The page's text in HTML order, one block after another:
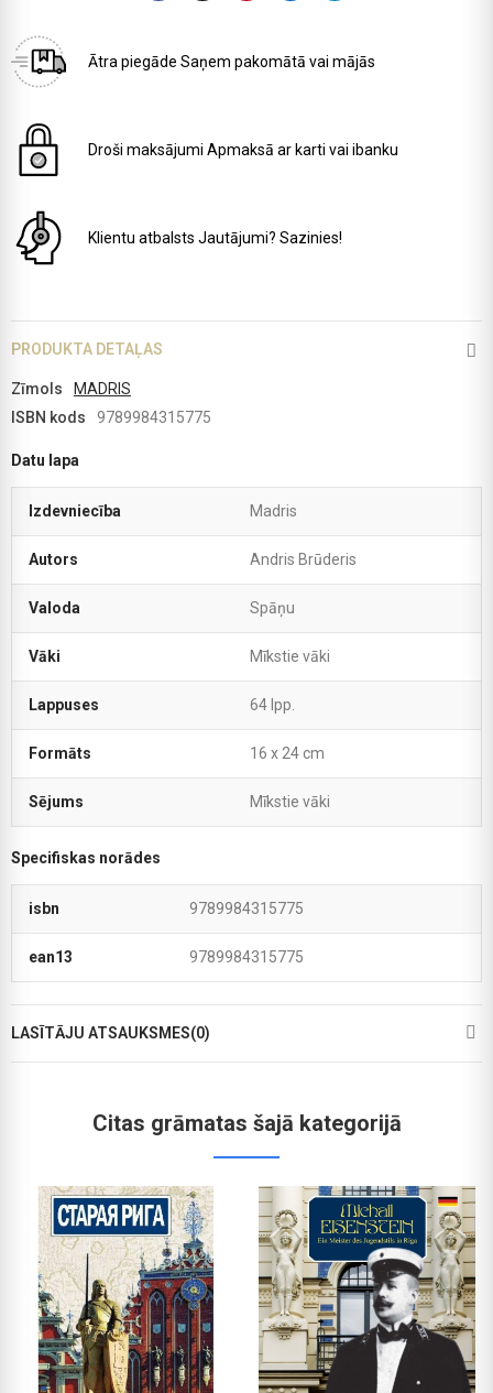
Ātra piegāde Saņem pakomātā vai mājās
Droši maksājumi Apmaksā ar karti vai ibanku
Klientu atbalsts Jautājumi? Sazinies!
PRODUKTA DETAĻAS
Zīmols
MADRIS
ISBN kods
9789984315775
Datu lapa
Izdevniecība Madris
Autors Andris Brūderis
Valoda Spāņu
Vāki Mīkstie vāki
Lappuses 64 lpp.
Formāts 16 x 24 cm
Sējums Mīkstie vāki
Specifiskas norādes
isbn 9789984315775
ean13 9789984315775
LASĪTĀJU ATSAUKSMES(0)
Citas grāmatas šajā kategorijā